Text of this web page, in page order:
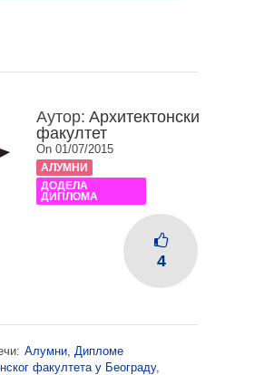
Аутор: Архитектонски
факултет
On 01/07/2015
АЛУМНИ
ДОДЕЛА
ДИПЛОМА
4
Алумни Дипломе
факултета у Београду,